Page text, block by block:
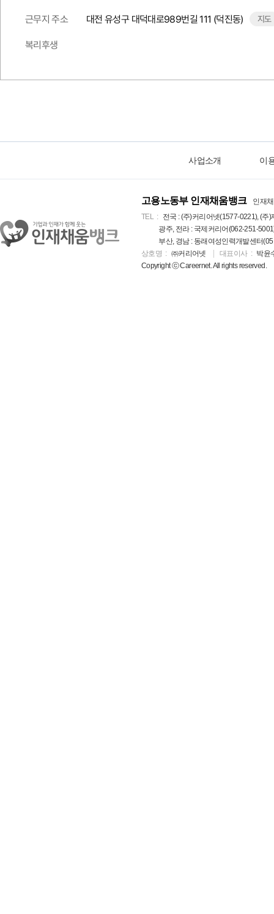
근무지 주소 대전 유성구 대덕대로989번길 111 (덕진동) 지도
복리후생
사업소개 이
고용노동부 인재채움뱅크
인재
TEL
전국 : (주)커리어넷(1577-0221), (
광주, 전라 : 국제커리어(062-251-
부산, 경남 : 동래여성인력개발센터
상호명
㈜커리어넷 대표이사
박윤
Copyright ⓒ Careernet. All rights reserved.